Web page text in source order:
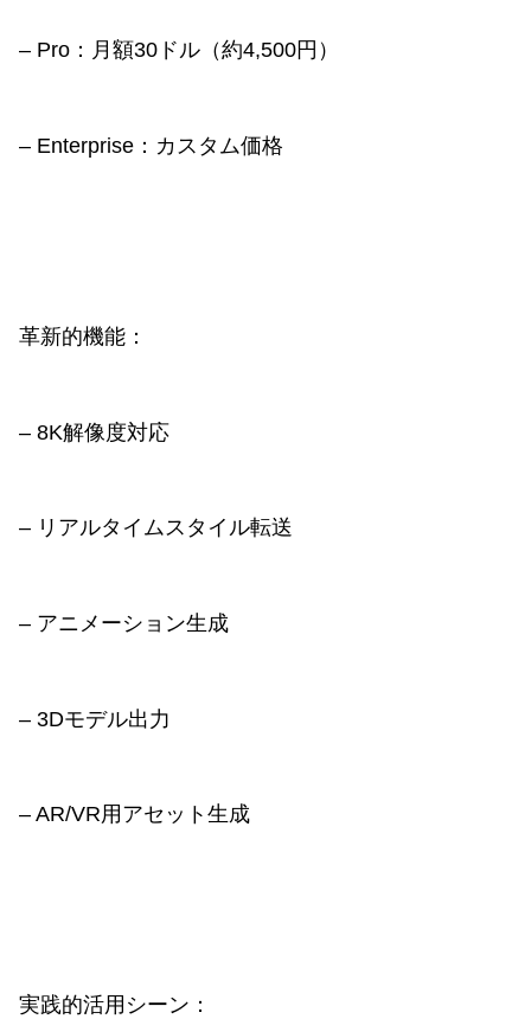
– Pro：月額30ドル（約4,500円）
– Enterprise：カスタム価格
革新的機能：
– 8K解像度対応
– リアルタイムスタイル転送
– アニメーション生成
– 3Dモデル出力
– AR/VR用アセット生成
実践的活用シーン：